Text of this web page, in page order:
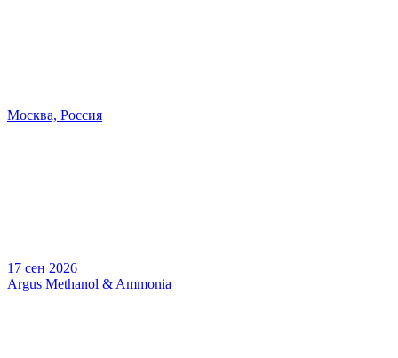
Москва, Россия
17 сен 2026
Argus Methanol & Ammonia